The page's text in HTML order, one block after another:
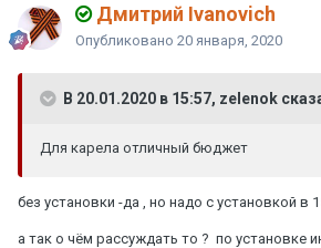
Дмитрий Ivanovich
Опубликовано 20 января, 2020
В 20.01.2020 в 15:57, zelenok
Для карела отличный бюджет
без установки -да , но надо с установкой в
а так о чём рассуждать то ? по установке